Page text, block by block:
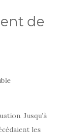
de
Jusqu’à
les